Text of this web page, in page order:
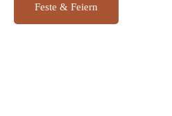
Feste & Feiern